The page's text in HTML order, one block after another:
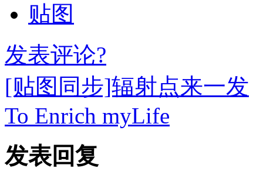
贴图
发表评论?
[贴图同步]辐射点来一发
To Enrich myLife
发表回复